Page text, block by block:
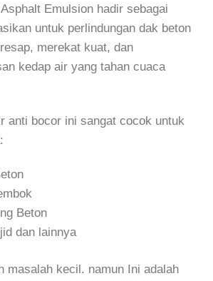
Emulsion hadir sebagai
untuk perlindungan dak beton
merekat kuat, dan
kedap air yang tahan cuaca
anti bocor ini sangat cocok untuk
Beton
dan lainnya
masalah kecil. namun Ini adalah